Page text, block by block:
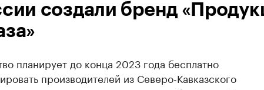
создали бренд
планирует до конца 2023 года бесплатно
производителей из Северо-Кавказского